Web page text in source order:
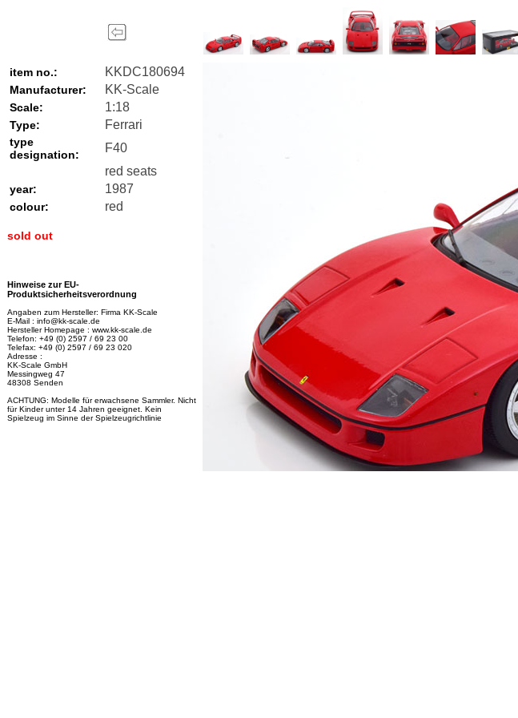
item no.: KKDC180694
Manufacturer: KK-Scale
Scale: 1:18
Type: Ferrari
type
designation:
F40
red seats
year: 1987
colour: red
sold out
Hinweise zur EU-
Produktsicherheitsverordnung
Angaben zum Hersteller: Firma KK-Scale
E-Mail : info@kk-scale.de
Hersteller Homepage : www.kk-scale.de
Telefon: +49 (0) 2597 / 69 23 00
Telefax: +49 (0) 2597 / 69 23 020
Adresse :
KK-Scale GmbH
Messingweg 47
48308 Senden
ACHTUNG: Modelle für erwachsene Sammler. Nicht
für Kinder unter 14 Jahren geeignet. Kein
Spielzeug im Sinne der Spielzeugrichtlinie